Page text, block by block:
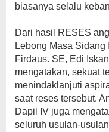
biasanya selalu
Dari hasil RESES
Lebong Masa Sidang
Firdaus. SE, Edi
mengatakan, sekuat
menindaklanjuti
saat reses tersebut.
Dapil IV juga
seluruh usulan-